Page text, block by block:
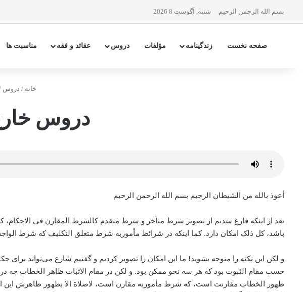
بسم الله الرحمن الرحیم شنبه, آگوست 8 2026
صفحه نخست زندگینامه مؤلفات دروس عقائد و فقه مناسبت ها
خانه / دروس
دروس
أعوذ بالله من الشیطان الرجیم بسم الله الرحمن الرحیم
بعد از اینکه فارغ شدیم از تصویر شرط متأخر و شرط متقدم کالشرط المقارن فی الاحکام،
باشد، کل ذلک امکان دارد. کما اینکه در شرائط مأموربه شرط متعلق التکلیف که شرط
و لکن این نکته را متوجه بشوید! ما این امکان را تصویر کردیم و گفتیم شارع می‌‌تواند برای
حسب مقام الثبوت بود که هر سه نحو ممکن بود. و لکن در مقام الاثبات ظاهر الخطاب
‌ظهور الخطاب مقارنت است، که شرط مأموربه مقارن است، لاصلاة الا بطهور ظاهرش این است